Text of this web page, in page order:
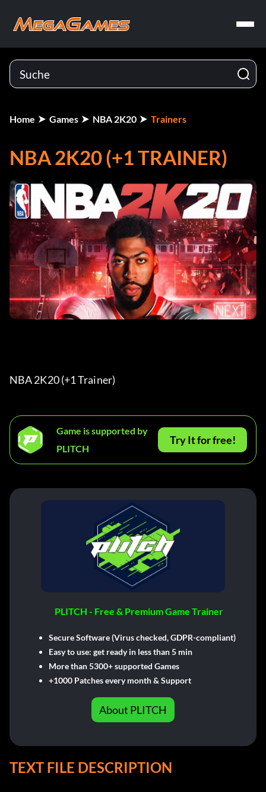
Home Games NBA 2K20 Trainers
NBA 2K20 (+1 TRAINER)
NBA 2K20 (+1 Trainer)
Game is supported by
PLITCH
Try It for free!
PLITCH - Free & Premium Game Trainer
Secure Software (Virus checked, GDPR-compliant)
Easy to use: get ready in less than 5 min
More than 5300+ supported Games
+1000 Patches every month & Support
About PLITCH
TEXT FILE DESCRIPTION